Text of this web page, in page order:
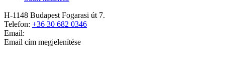
H-1148 Budapest Fogarasi út 7.
Telefon: +36 30 682 0346
Email:
Email cím megjelenítése